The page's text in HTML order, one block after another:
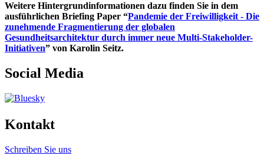
Weitere Hintergrundinformationen dazu finden Sie in dem
ausführlichen Briefing Paper “Pandemie der Freiwilligkeit - Die
zunehmende Fragmentierung der globalen
Gesundheitsarchitektur durch immer neue Multi-Stakeholder-
Initiativen” von Karolin Seitz.
Social Media
Kontakt
Schreiben Sie uns